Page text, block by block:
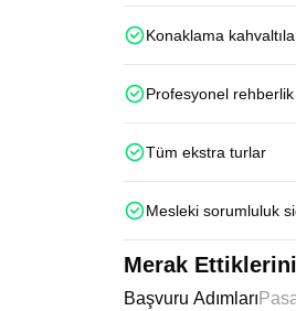
Konaklama
Profesyonel
Tüm ekstra turlar
Mesleki sorumluluk
Merak
Başvuru Adımları